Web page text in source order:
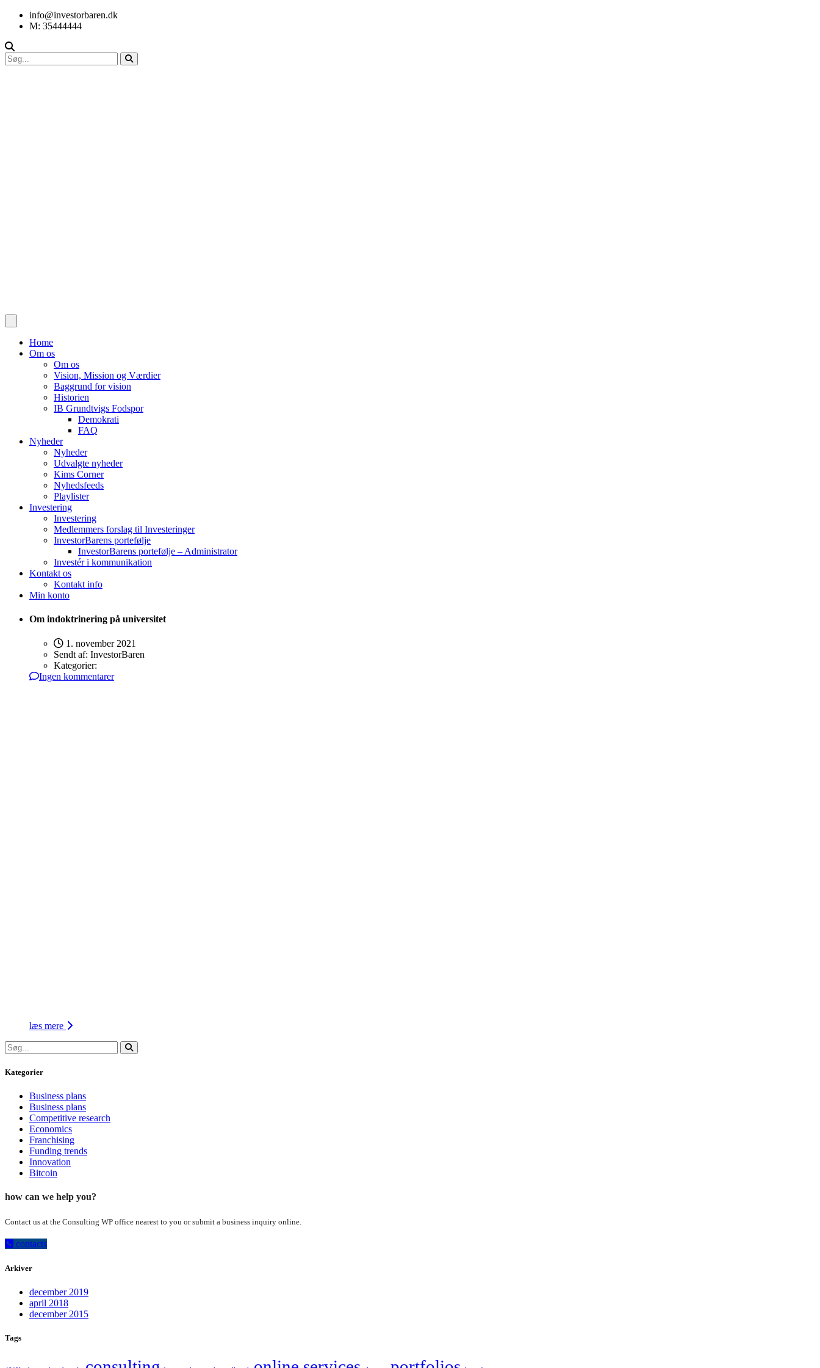
info@investorbaren.dk
M: 35444444
Home
Om os
Om os
Vision, Mission og Værdier
Baggrund for vision
Historien
IB Grundtvigs Fodspor
Demokrati
FAQ
Nyheder
Nyheder
Udvalgte nyheder
Kims Corner
Nyhedsfeeds
Playlister
Investering
Investering
Medlemmers forslag til Investeringer
InvestorBarens portefølje
InvestorBarens portefølje – Administrator
Investér i kommunikation
Kontakt os
Kontakt info
Min konto
Om indoktrinering på universitet
1. november 2021
Sendt af: InvestorBaren
Kategorier:
Ingen kommentarer
læs mere
Kategorier
Business plans
Business plans
Competitive research
Economics
Franchising
Funding trends
Innovation
Bitcoin
how can we help you?
Contact us at the Consulting WP office nearest to you or submit a business inquiry online.
contacts
Arkiver
december 2019
april 2018
december 2015
Tags